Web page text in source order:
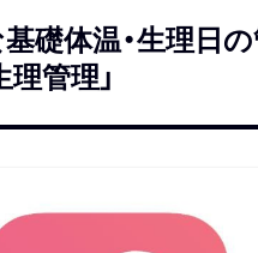
礎体温・生理日
管理」